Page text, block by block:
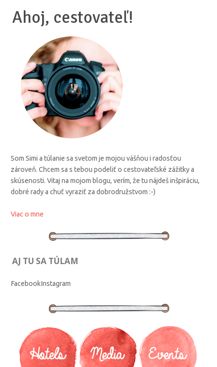
Ahoj, cestovateľ!
Som Simi a túlanie sa svetom je mojou vášňou i radosťou
zároveň. Chcem sa s tebou podeliť o cestovateľské zážitky a
skúsenosti. Vitaj na mojom blogu, verím, že tu nájdeš inšpiráciu,
dobré rady a chuť vyraziť za dobrodružstvom :-)
Viac o mne
AJ TU SA TÚLAM
FacebookInstagram